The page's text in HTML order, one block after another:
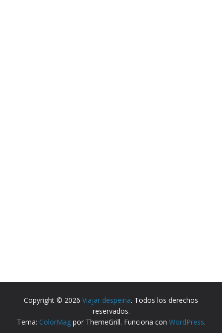
Copyright © 2026 Viajar despeina. Todos los derechos
reservados.
Tema: ColorMagpor ThemeGrill. Funciona con WordPress.